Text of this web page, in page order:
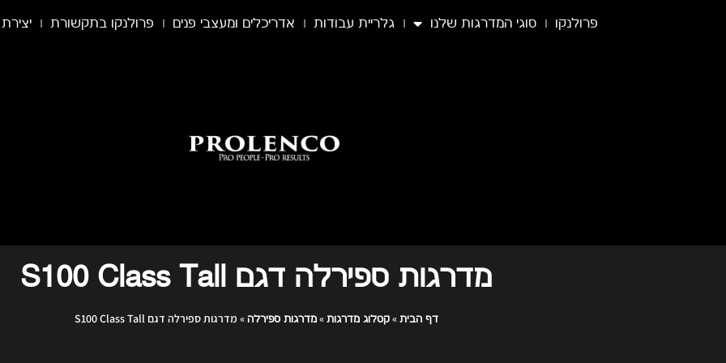
פרולנקו סוגי המדרגות שלנו גלריית עבודות אדריכלים ומעצבי פנים פרולנקו בתקשורת
מדרגות ספירלה דגם S100 Class Tall
דף הבית»קטלוג מדרגות»מדרגות ספירלה» מדרגות ספירלה דגם S100 Class Tall